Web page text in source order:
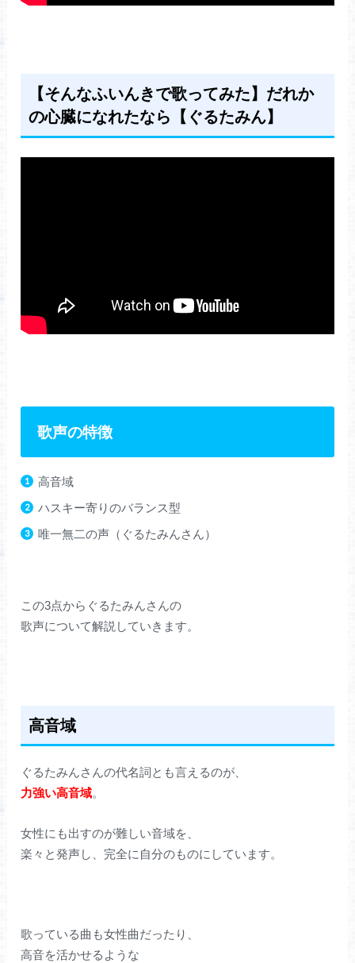
【そんなふいんきで歌ってみた】だれか
の心臓になれたなら【ぐるたみん】
歌声の特徴
高音域
ハスキー寄りのバランス型
唯一無二の声（ぐるたみんさん）
この3点からぐるたみんさんの
歌声について解説していきます。
高音域
ぐるたみんさんの代名詞とも言えるのが、
力強い高音域。
女性にも出すのが難しい音域を、
楽々と発声し、完全に自分のものにしています。
歌っている曲も女性曲だったり、
高音を活かせるような